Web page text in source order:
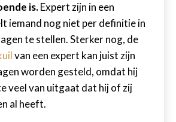
is.Expert zijn in een
iemand nog niet per definitie in
te stellen. Sterker nog, de
van een expert kan juist zijn
worden gesteld, omdat hij
veel van uitgaat dat hij of zij
al heeft.